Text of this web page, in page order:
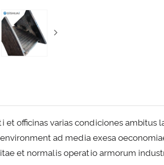
et officinas varias condiciones ambitus
ad media exesa
et normalis operatio armorum